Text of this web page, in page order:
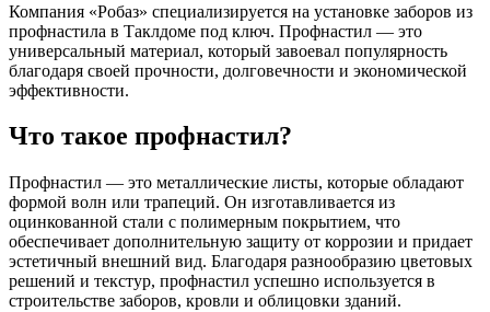
Компания «Робаз» специализируется на установке заборов из
профнастила в Таклдоме под ключ. Профнастил — это
универсальный материал, который завоевал популярность
благодаря своей прочности, долговечности и экономической
эффективности.
Что такое профнастил?
Профнастил — это металлические листы, которые обладают
формой волн или трапеций. Он изготавливается из
оцинкованной стали с полимерным покрытием, что
обеспечивает дополнительную защиту от коррозии и придает
эстетичный внешний вид. Благодаря разнообразию цветовых
решений и текстур, профнастил успешно используется в
строительстве заборов, кровли и облицовки зданий.